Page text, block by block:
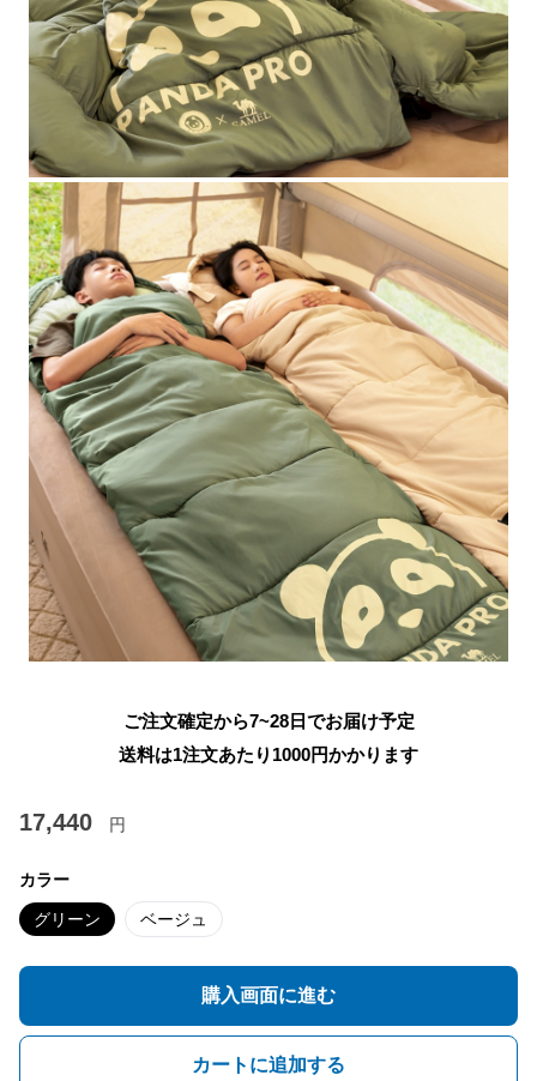
ご注文確定から7~28日でお届け予定
送料は1注文あたり 1000円かかります
17,440 円
カラー
グリーン ベージュ
購入画面に進む
カートに追加する